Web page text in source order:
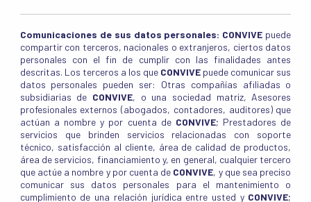
Comunicaciones de sus datos personales: CONVIVE puede
compartir con terceros, nacionales o extranjeros, ciertos datos
personales con el fin de cumplir con las finalidades antes
descritas. Los terceros a los que CONVIVE puede comunicar sus
datos personales pueden ser: Otras compañías afiliadas o
subsidiarias de CONVIVE, o una sociedad matriz, Asesores
profesionales externos (abogados, contadores, auditores) que
actúan a nombre y por cuenta de CONVIVE; Prestadores de
servicios que brinden servicios relacionadas con soporte
técnico, satisfacción al cliente, área de calidad de productos,
área de servicios, financiamiento y, en general, cualquier tercero
que actúe a nombre y por cuenta de CONVIVE, y que sea preciso
comunicar sus datos personales para el mantenimiento o
cumplimiento de una relación jurídica entre usted y CONVIVE;